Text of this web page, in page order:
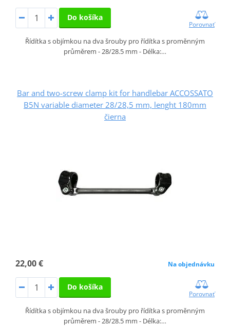
Do košíka
Porovnať
Řídítka s objímkou na dva šrouby pro řídítka s proměnným
průměrem - 28/28.5 mm - Délka:…
Bar and two-screw clamp kit for handlebar ACCOSSATO
B5N variable diameter 28/28,5 mm, lenght 180mm
čierna
22,00 € Na objednávku
Do košíka
Porovnať
Řídítka s objímkou na dva šrouby pro řídítka s proměnným
průměrem - 28/28.5 mm - Délka:…